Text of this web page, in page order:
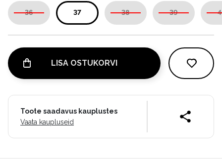
36 37 38 39
LISA OSTUKORVI
Toote saadavus kauplustes
Vaata kaupluseid